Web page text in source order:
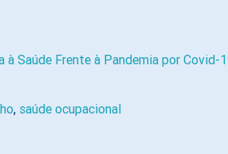
Saúde Frente à Pandemia por Covid-
, saúde ocupacional